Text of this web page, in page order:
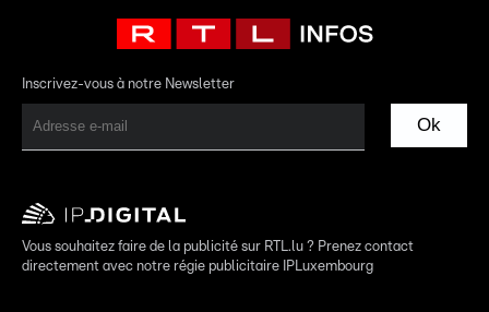
Inscrivez-vous à notre Newsletter
Ok
Vous souhaitez faire de la publicité sur RTL.lu ? Prenez contact
directement avec notre régie publicitaire IPLuxembourg